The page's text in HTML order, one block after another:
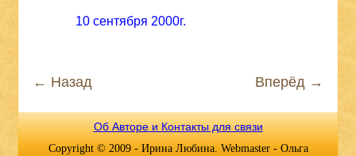
10 сентября 2000г.
← Назад Вперёд →
Об Авторе и Контакты для связи
Copyright © 2009 - Ирина Любина. Webmaster - Ольга